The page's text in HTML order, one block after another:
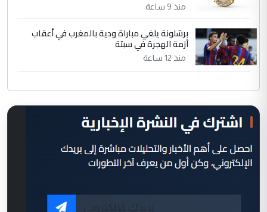
منذ 9 ساعة
برشلونة يلغي مباراة ودية بالمغرب في أعقاب
أزمة الهجرة في سبتة
منذ 12 ساعة